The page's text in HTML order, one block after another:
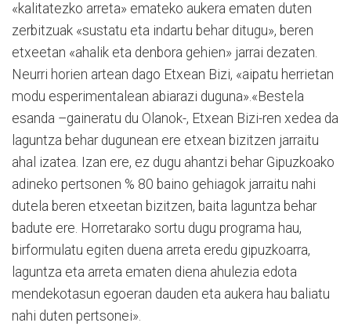
«kalitatezko arreta» emateko aukera ematen duten
zerbitzuak «sustatu eta indartu behar ditugu», beren
etxeetan «ahalik eta denbora gehien» jarrai dezaten.
Neurri horien artean dago Etxean Bizi, «aipatu herrietan
modu esperimentalean abiarazi duguna».«Bestela
esanda –gaineratu du Olanok-, Etxean Bizi-ren xedea da
laguntza behar dugunean ere etxean bizitzen jarraitu
ahal izatea. Izan ere, ez dugu ahantzi behar Gipuzkoako
adineko pertsonen % 80 baino gehiagok jarraitu nahi
dutela beren etxeetan bizitzen, baita laguntza behar
badute ere. Horretarako sortu dugu programa hau,
birformulatu egiten duena arreta eredu gipuzkoarra,
laguntza eta arreta ematen diena ahulezia edota
mendekotasun egoeran dauden eta aukera hau baliatu
nahi duten pertsonei».